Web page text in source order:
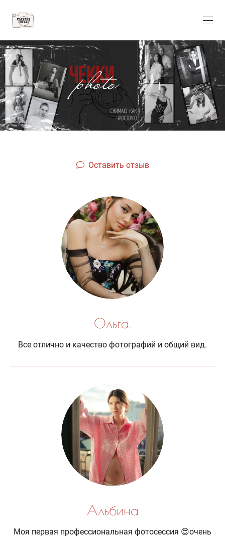
Оставить отзыв
Ольга.
Все отлично и качество фотографий и общий вид.
Альбина
Моя первая профессиональная фотосессия 😍очень